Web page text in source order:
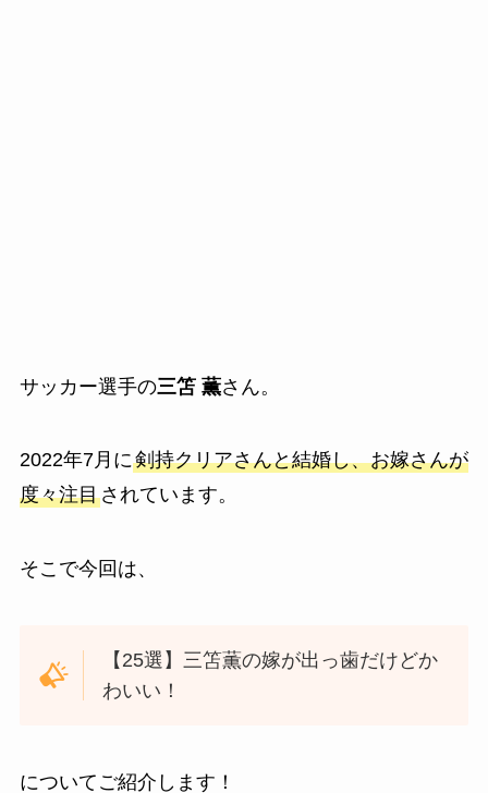
サッカー選手の三笘 薫さん。
2022年7月に剣持クリアさんと結婚し、お嫁さんが
度々注目されています。
そこで今回は、
【25選】三笘薫の嫁が出っ歯だけどか
わいい！
についてご紹介します！